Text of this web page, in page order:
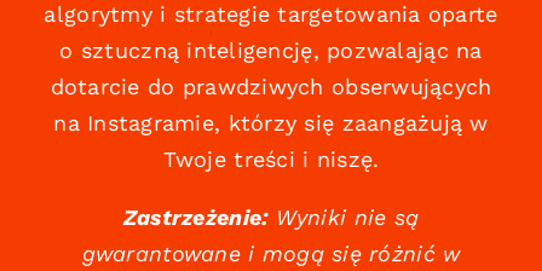
algorytmy i strategie targetowania oparte
o sztuczną inteligencję, pozwalając na
dotarcie do prawdziwych obserwujących
na Instagramie, którzy się zaangażują w
Twoje treści i niszę.
Zastrzeżenie:Wyniki nie są
gwarantowane i mogą się różnić w